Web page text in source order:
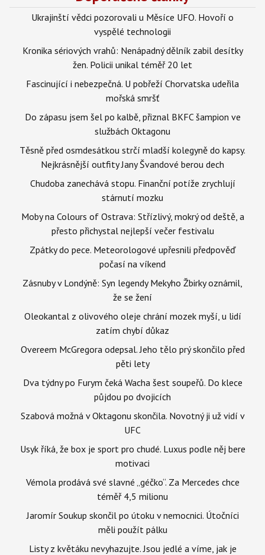
Ukrajinští vědci pozorovali u Měsíce UFO. Hovoří o
vyspělé technologii
Kronika sériových vrahů: Nenápadný dělník zabil desítky
žen. Policii unikal téměř 20 let
Fascinující i nebezpečná. U pobřeží Chorvatska udeřila
mořská smršť
Do zápasu jsem šel po kalbě, přiznal BKFC šampion ve
službách Oktagonu
Těsně před osmdesátkou strčí mladší kolegyně do kapsy.
Nejkrásnější outfity Jany Švandové berou dech
Chudoba zanechává stopu. Finanční potíže zrychlují
stárnutí mozku
Moby na Colours of Ostrava: Střízlivý, mokrý od deště, a
přesto přichystal nejlepší večer festivalu
Zpátky do pece. Meteorologové upřesnili předpověď
počasí na víkend
Zásnuby v Londýně: Syn legendy Mekyho Žbirky oznámil,
že se žení
Oleokantal z olivového oleje chrání mozek myší, u lidí
zatím chybí důkaz
Overeem McGregora odepsal. Jeho tělo prý skončilo před
pěti lety
Dva týdny po Furym čeká Wacha šest soupeřů. Do klece
půjdou po dvojicích
Szabová možná v Oktagonu skončila. Novotný ji už vidí v
UFC
Usyk říká, že box je sport pro chudé. Luxus podle něj bere
motivaci
Vémola prodává své slavné „géčko“. Za Mercedes chce
téměř 4,5 milionu
Jaromír Soukup skončil po útoku v nemocnici. Útočníci
měli použít pálku
Listy z květáku nevyhazujte. Jsou jedlé a víme, jak je